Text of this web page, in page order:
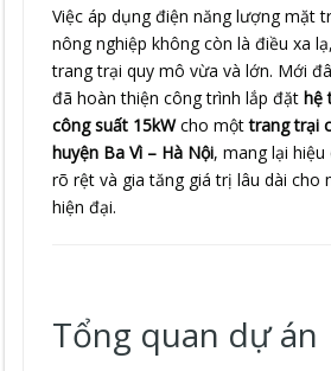
Việc áp dụng điện năng lượng mặt
nông nghiệp không còn là điều xa
trang trại quy mô vừa và lớn. Mới
đã hoàn thiện công trình lắp đặthệ
công suất 15kWcho mộttrang trại
huyện Ba Vì – Hà Nội, mang lại
rõ rệt và gia tăng giá trị lâu dài cho
hiện đại.
Tổng quan dự án